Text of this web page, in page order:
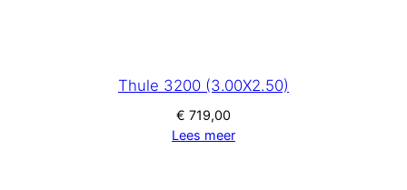
Thule 3200 (3.00X2.50)
€ 719,00
Lees meer